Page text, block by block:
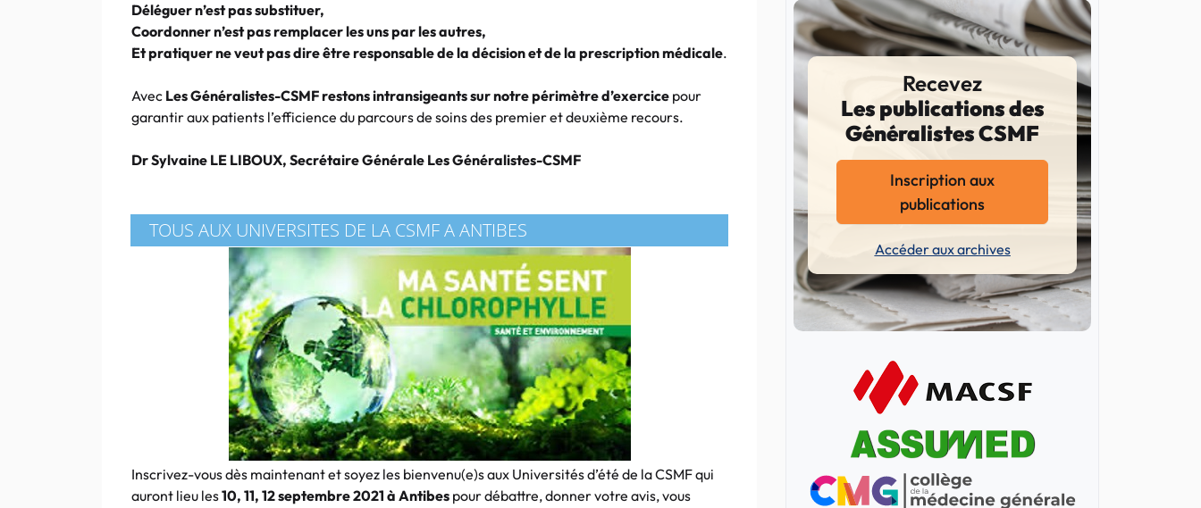
Déléguer n’est pas substituer,
Coordonner n’est pas remplacer les uns par les autres,
Et pratiquer ne veut pas dire être responsable de la décision et de la prescription médicale.
Avec Les Généralistes-CSMFrestons intransigeants sur notre périmètre d’exercice pour
garantir aux patients l’efficience du parcours de soins des premier et deuxième recours.
Dr Sylvaine LE LIBOUX, Secrétaire Générale Les Généralistes-CSMF
TOUS AUX UNIVERSITES DE LA CSMF A ANTIBES
Inscrivez-vous dès maintenant et soyez les bienvenu(e)s aux Universités d’été de la CSMF qui
auront lieu les10, 11, 12 septembre 2021 à Antibes pour débattre, donner votre avis, vous
Recevez
Les publications des
Généralistes CSMF
Inscription aux
publications
Accéder aux archives